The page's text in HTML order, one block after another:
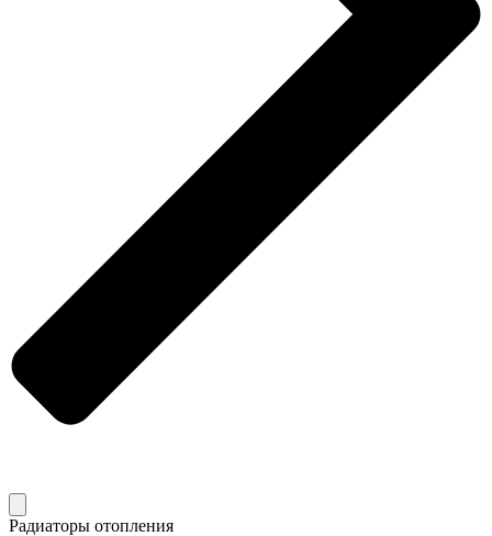
Радиаторы отопления